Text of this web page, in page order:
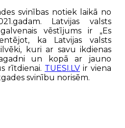
svinības notiek laikā no
Latvijas valsts
vēstījums ir „Es
ka Latvijas valsts
kuri ar savu ikdienas
un kopā ar jauno
rītdienai. TUESI.LV ir viena
svinību norisēm.